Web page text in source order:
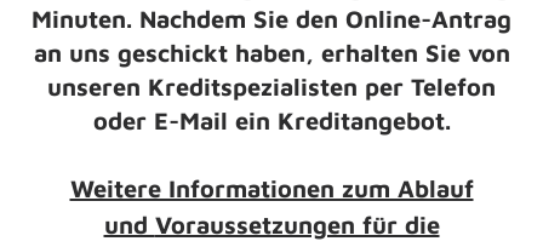
Minuten. Nachdem Sie den Online-Antrag
an uns geschickt haben, erhalten Sie von
unseren Kreditspezialisten per Telefon
oder E-Mail ein Kreditangebot.
Weitere Informationen zum Ablauf
und Voraussetzungen für die